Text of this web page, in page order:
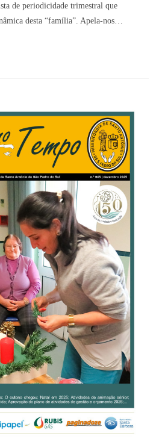
de periodicidade trimestral que
desta “família”. Apela-nos…